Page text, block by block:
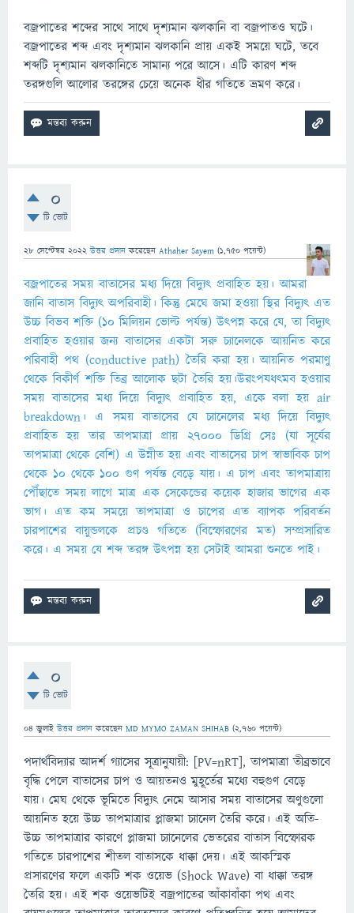
বজ্রপাতের শব্দের সাথে সাথে দৃশ্যমান ঝলকানি বা বজ্রপাতও ঘটে।
বজ্রপাতের শব্দ এবং দৃশ্যমান ঝলকানি প্রায় একই সময়ে ঘটে, তবে
শব্দটি দৃশ্যমান ঝলকানিতে সামান্য পরে আসে। এটি কারণ শব্দ
তরঙ্গগুলি আলোর তরঙ্গের চেয়ে অনেক ধীর গতিতে ভ্রমণ করে।
0
টি ভোট
28 সেপ্টেম্বর 2022 উত্তর প্রদান করেছেন Athaher Sayem (1,750 পয়েন্ট)
বজ্রপাতের সময় বাতাসের মধ্য দিয়ে বিদ্যুৎ প্রবাহিত হয়। আমরা
জানি বাতাস বিদ্যুৎ অপরিবাহী। কিন্তু মেঘে জমা হওয়া স্থির বিদ্যুৎ এত
উচ্চ বিভব শক্তি (১০ মিলিয়ন ভোল্ট পর্যন্ত) উৎপন্ন করে যে, তা বিদ্যুৎ
প্রবাহিত হওয়ার জন্য বাতাসের একটা সরু চ্যানেলকে আয়নিত করে
পরিবাহী পথ (conductive path) তৈরি করা হয়। আয়নিত পরমাণু
থেকে বিকীর্ণ শক্তি তিব্র আলোক ছটা তৈরি হয়।উরংপযধৎমব হওয়ার
সময় বাতাসের মধ্য দিয়ে বিদ্যুৎ প্রবাহিত হয়, একে বলা হয় air
breakdown। এ সময় বাতাসের যে চ্যানেলের মধ্য দিয়ে বিদ্যুৎ
প্রবাহিত হয় তার তাপমাত্রা প্রায় ২৭০০০ ডিগ্রি সেঃ (যা সূর্যের
তাপমাত্রা থেকে বেশি) এ উন্নীত হয় এবং বাতাসের চাপ স্বাভাবিক চাপ
থেকে ১০ থেকে ১০০ গুণ পর্যন্ত বেড়ে যায়। এ চাপ এবং তাপমাত্রায়
পৌঁছাতে সময় লাগে মাত্র এক সেকেন্ডের কয়েক হাজার ভাগের এক
ভাগ। এত কম সময়ে তাপমাত্রা ও চাপের এত ব্যাপক পরিবর্তন
চারপাশের বায়ুন্ডলকে প্রচণ্ড গতিতে (বিস্ফোরণের মত) সম্প্রসারিত
করে। এ সময় যে শব্দ তরঙ্গ উৎপন্ন হয় সেটাই আমরা শুনতে পাই।
0
টি ভোট
04 জুলাই উত্তর প্রদান করেছেন MD MYMO ZAMAN SHIHAB (2,760 পয়েন্ট)
পদার্থবিদ্যার আদর্শ গ্যাসের সূত্রানুযায়ী: [PV=nRT], তাপমাত্রা তীব্রভাবে
বৃদ্ধি পেলে বাতাসের চাপ ও আয়তনও মুহূর্তের মধ্যে বহুগুণ বেড়ে
যায়। মেঘ থেকে ভূমিতে বিদ্যুৎ নেমে আসার সময় বাতাসের অণুগুলো
আয়নিত হয়ে উচ্চ তাপমাত্রার প্লাজমা চ্যানেল তৈরি করে। এই অতি-
উচ্চ তাপমাত্রার কারণে প্লাজমা চ্যানেলের ভেতরের বাতাস বিস্ফোরক
গতিতে চারপাশের শীতল বাতাসকে ধাক্কা দেয়। এই আকস্মিক
প্রসারণের ফলে একটি শক ওয়েভ (Shock Wave) বা ধাক্কা তরঙ্গ
তৈরি হয়। এই শক ওয়েভটিই বজ্রপাতের আঁকাবাঁকা পথ এবং